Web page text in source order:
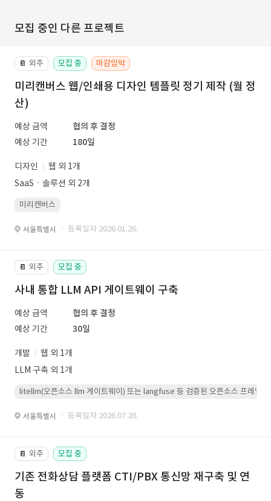
모집 중인 다른 프로젝트
📔 외주 모집 중 마감임박
미리캔버스 웹/인쇄용 디자인 템플릿 정기 제작 (월 정
산)
예상 금액
협의 후 결정
예상 기간
180일
디자인
웹 외 1개
SaaSㆍ솔루션 외 2개
미리캔버스
서울특별시 · 등록일자 2026.01.26.
📔 외주 모집 중
사내 통합 LLM API 게이트웨이 구축
예상 금액
협의 후 결정
예상 기간
30일
개발
웹 외 1개
LLM 구축 외 1개
litellm(오픈소스 llm 게이트웨이) 또는 langfuse 등 검증된 오픈소스 프레임워
서울특별시 · 등록일자 2026.07.28.
📔 외주 모집 중
기존 전화상담 플랫폼 CTI/PBX 통신망 재구축 및 연
동